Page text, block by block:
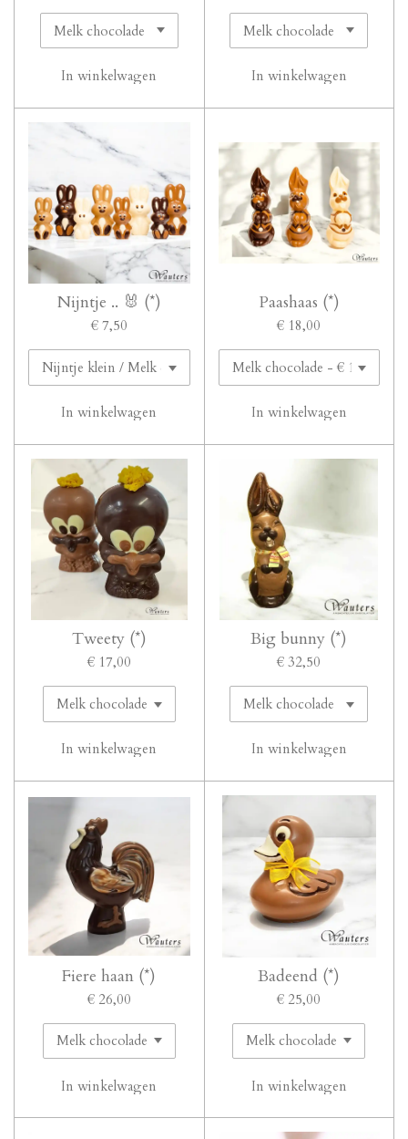
In winkelwagen In winkelwagen
Nijntje .. 🐰 (*)
€ 7,50
In winkelwagen
Paashaas (*)
€ 18,00
In winkelwagen
Tweety (*)
€ 17,00
In winkelwagen
Big bunny (*)
€ 32,50
In winkelwagen
Fiere haan (*)
€ 26,00
In winkelwagen
Badeend (*)
€ 25,00
In winkelwagen